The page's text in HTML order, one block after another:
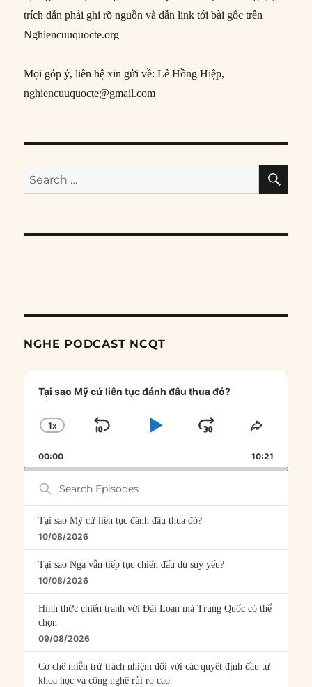
trích dẫn phải ghi rõ nguồn và dẫn link tới bài gốc trên
Nghiencuuquocte.org
Mọi góp ý, liên hệ xin gửi về: Lê Hồng Hiệp,
nghiencuuquocte@gmail.com
Search
for:
NGHE PODCAST NCQT
Audio
Player
Tại sao Mỹ cứ liên tục đánh đâu thua đó?
CHANGE
RATE
1X
SKIP
PLAYJUMP
FORWARD
SHARE
00:00 10:21
Search
Episodes
Tại sao Mỹ cứ liên tục đánh đâu thua đó?
10/08/2026
Tại sao Nga vẫn tiếp tục chiến đấu dù suy yếu?
10/08/2026
Hình thức chiến tranh với Đài Loan mà Trung Quốc có thể
chọn
09/08/2026
Cơ chế miễn trừ trách nhiệm đối với các quyết định đầu tư
khoa học và công nghệ rủi ro cao